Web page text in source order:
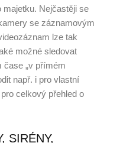
majetku. Nejčastěji se
se záznamovým
lze tak
možné sledovat
čase „v přímém
např. i pro vlastní
celkový přehled o
SIRÉNY,